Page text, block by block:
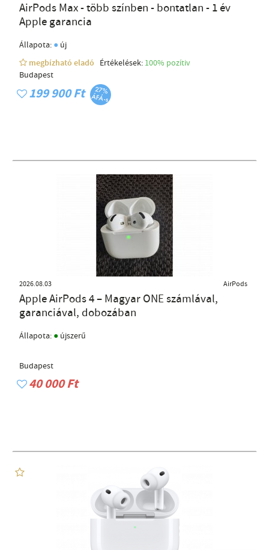
AirPods Max - több színben - bontatlan - 1 év
Apple garancia
Állapota: ● új
megbízható eladó
Értékelések: 100% pozítiv
Budapest
199 900 Ft
2026.08.03 AirPods
Apple AirPods 4 – Magyar ONE számlával,
garanciával, dobozában
Állapota: ● újszerű
Budapest
40 000 Ft